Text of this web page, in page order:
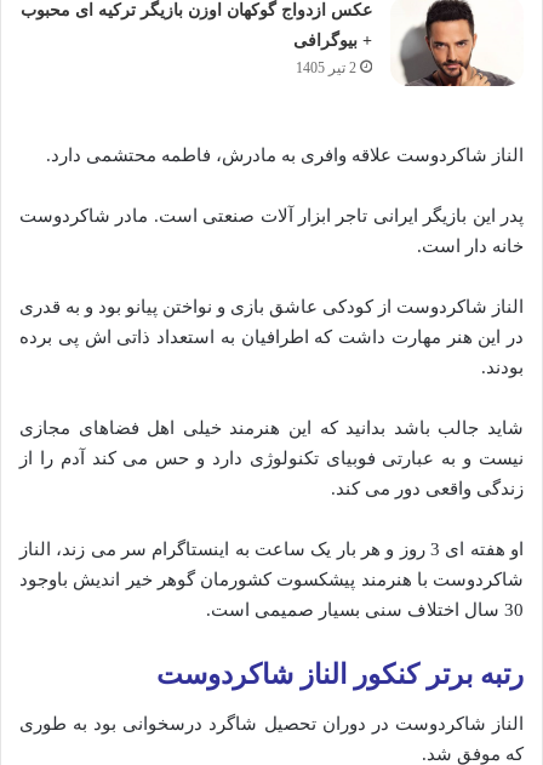
عکس ازدواج گوکهان اوزن بازیگر ترکیه ای محبوب
+ بیوگرافی
2 تیر 1405
الناز شاکردوست علاقه وافری به مادرش، فاطمه محتشمی دارد.
پدر این بازیگر ایرانی تاجر ابزار آلات صنعتی است. مادر شاکردوست
خانه دار است.
الناز شاکردوست از کودکی عاشق بازی و نواختن پیانو بود و به قدری
در این هنر مهارت داشت که اطرافیان به استعداد ذاتی اش پی برده
بودند.
شاید جالب باشد بدانید که این هنرمند خیلی اهل فضاهای مجازی
نیست و به عبارتی فوبیای تکنولوژی دارد و حس می کند آدم را از
زندگی واقعی دور می کند.
او هفته ای 3 روز و هر بار یک ساعت به اینستاگرام سر می زند، الناز
شاکردوست با هنرمند پیشکسوت کشورمان گوهر خیر اندیش باوجود
30 سال اختلاف سنی بسیار صمیمی است.
رتبه برتر کنکور الناز شاکردوست
الناز شاکردوست در دوران تحصیل شاگرد درسخوانی بود به طوری
که موفق شد.